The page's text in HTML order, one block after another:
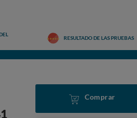
RESULTADO DE LAS PRUEBAS
Comprar